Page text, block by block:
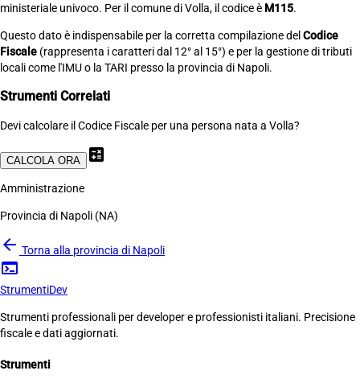
ministeriale univoco. Per il comune di Volla, il codice è M115.
Questo dato è indispensabile per la corretta compilazione del Codice
Fiscale (rappresenta i caratteri dal 12° al 15°) e per la gestione di tributi
locali come l'IMU o la TARI presso la provincia di Napoli.
Strumenti Correlati
Devi calcolare il Codice Fiscale per una persona nata a Volla?
CALCOLA ORA calculate
Amministrazione
Provincia di Napoli (NA)
arrow_back Torna alla provincia di Napoli
terminal
StrumentiDev
Strumenti professionali per developer e professionisti italiani. Precisione
fiscale e dati aggiornati.
Strumenti